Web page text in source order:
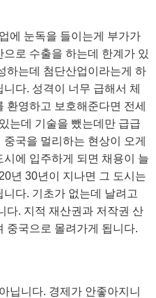
에 눈독을 들이는게 부가가
로 수출을 하는데 한계가 있
하는데 첨단산업이라는게 하
다. 성격이 너무 급해서 체
환영하고 보호해준다면 전세
는데 기술을 뺐는데만 급급
국을 멀리하는 현상이 오게
에 입주하게 되면 채용이 늘
년 30년이 지나면 그 도시는
다. 기초가 없는데 날려고
다. 지적 재산권과 저작권 산
중국으로 몰려가게 됩니다.
닙니다. 경제가 안좋아지니